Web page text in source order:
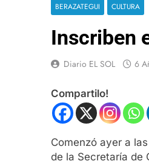
BERAZATEGUI CULTURA
Inscriben
Diario EL SOL 6
Compartilo!
Comenzó ayer a
de la Secretaría de